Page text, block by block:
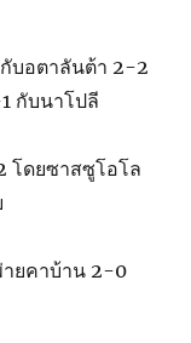
บอตาลันต้า 2-2
กับนาโปลี
โดยซาสซูโอโล
ายคาบ้าน 2-0